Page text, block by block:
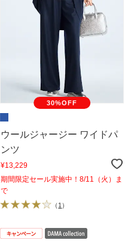
30%OFF
ウールジャージー ワイドパ
ンツ
¥13,229
期間限定セール実施中！8/11（火）ま
で
（1）